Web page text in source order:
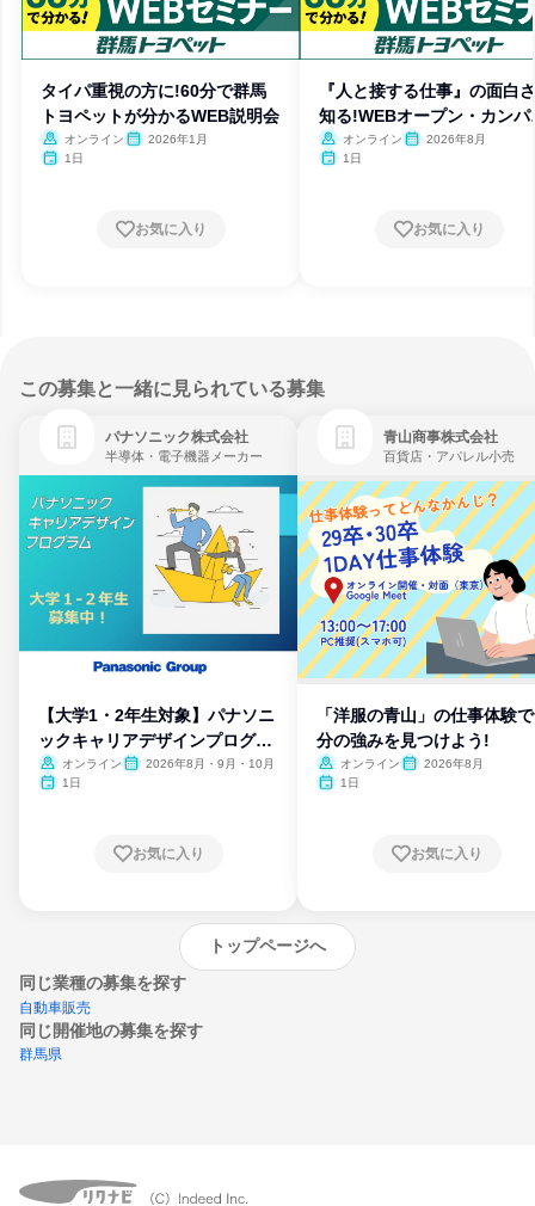
タイパ重視の方に!60分で群馬
トヨペットが分かるWEB説明会
オンライン
2026年1月
1日
お気に入り
『人と接する仕事』の面白
知る!WEBオープン・カンパ
ー
オンライン
2026年8月
1日
お気に入り
この募集と一緒に見られている募集
パナソニック株式会社
半導体・電子機器メーカー
【大学1・2年生対象】パナソニ
ックキャリアデザインプログラ
ム
オンライン
2026年8月・9月・10月
1日
お気に入り
青山商事株式会社
百貨店・アパレル小売
「洋服の青山」の仕事体験
分の強みを見つけよう!
オンライン
2026年8月
1日
お気に入り
トップページへ
同じ業種の募集を探す
自動車販売
同じ開催地の募集を探す
群馬県